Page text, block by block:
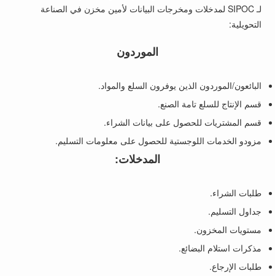
لـ SIPOC لمدخلات ومخرجات البيانات لأمين مخزن في الصناعة
التحويلية:
الموردون
البائعون/الموردون الذين يوفرون السلع والمواد.
قسم الإنتاج للسلع تامة الصنع.
قسم المشتريات للحصول على بيانات الشراء.
مزودو الخدمات اللوجستية للحصول على معلومات التسليم.
المدخلات:
طلبات الشراء.
جداول التسليم.
مستويات المخزون.
مذكرات استلام البضائع.
طلبات الإرجاع.